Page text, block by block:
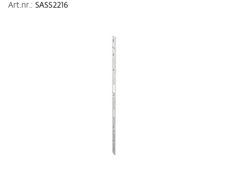
Art.nr.: SASS2216